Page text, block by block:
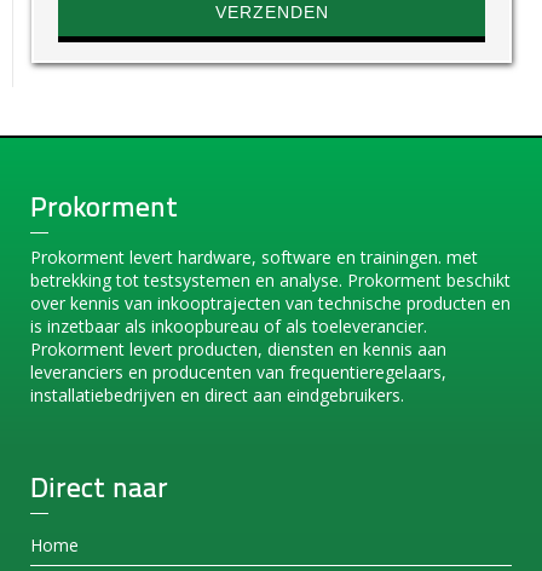
Prokorment
Prokorment levert hardware, software en trainingen. met
betrekking tot testsystemen en analyse. Prokorment beschikt
over kennis van inkooptrajecten van technische producten en
is inzetbaar als inkoopbureau of als toeleverancier.
Prokorment levert producten, diensten en kennis aan
leveranciers en producenten van frequentieregelaars,
installatiebedrijven en direct aan eindgebruikers.
Direct naar
Home